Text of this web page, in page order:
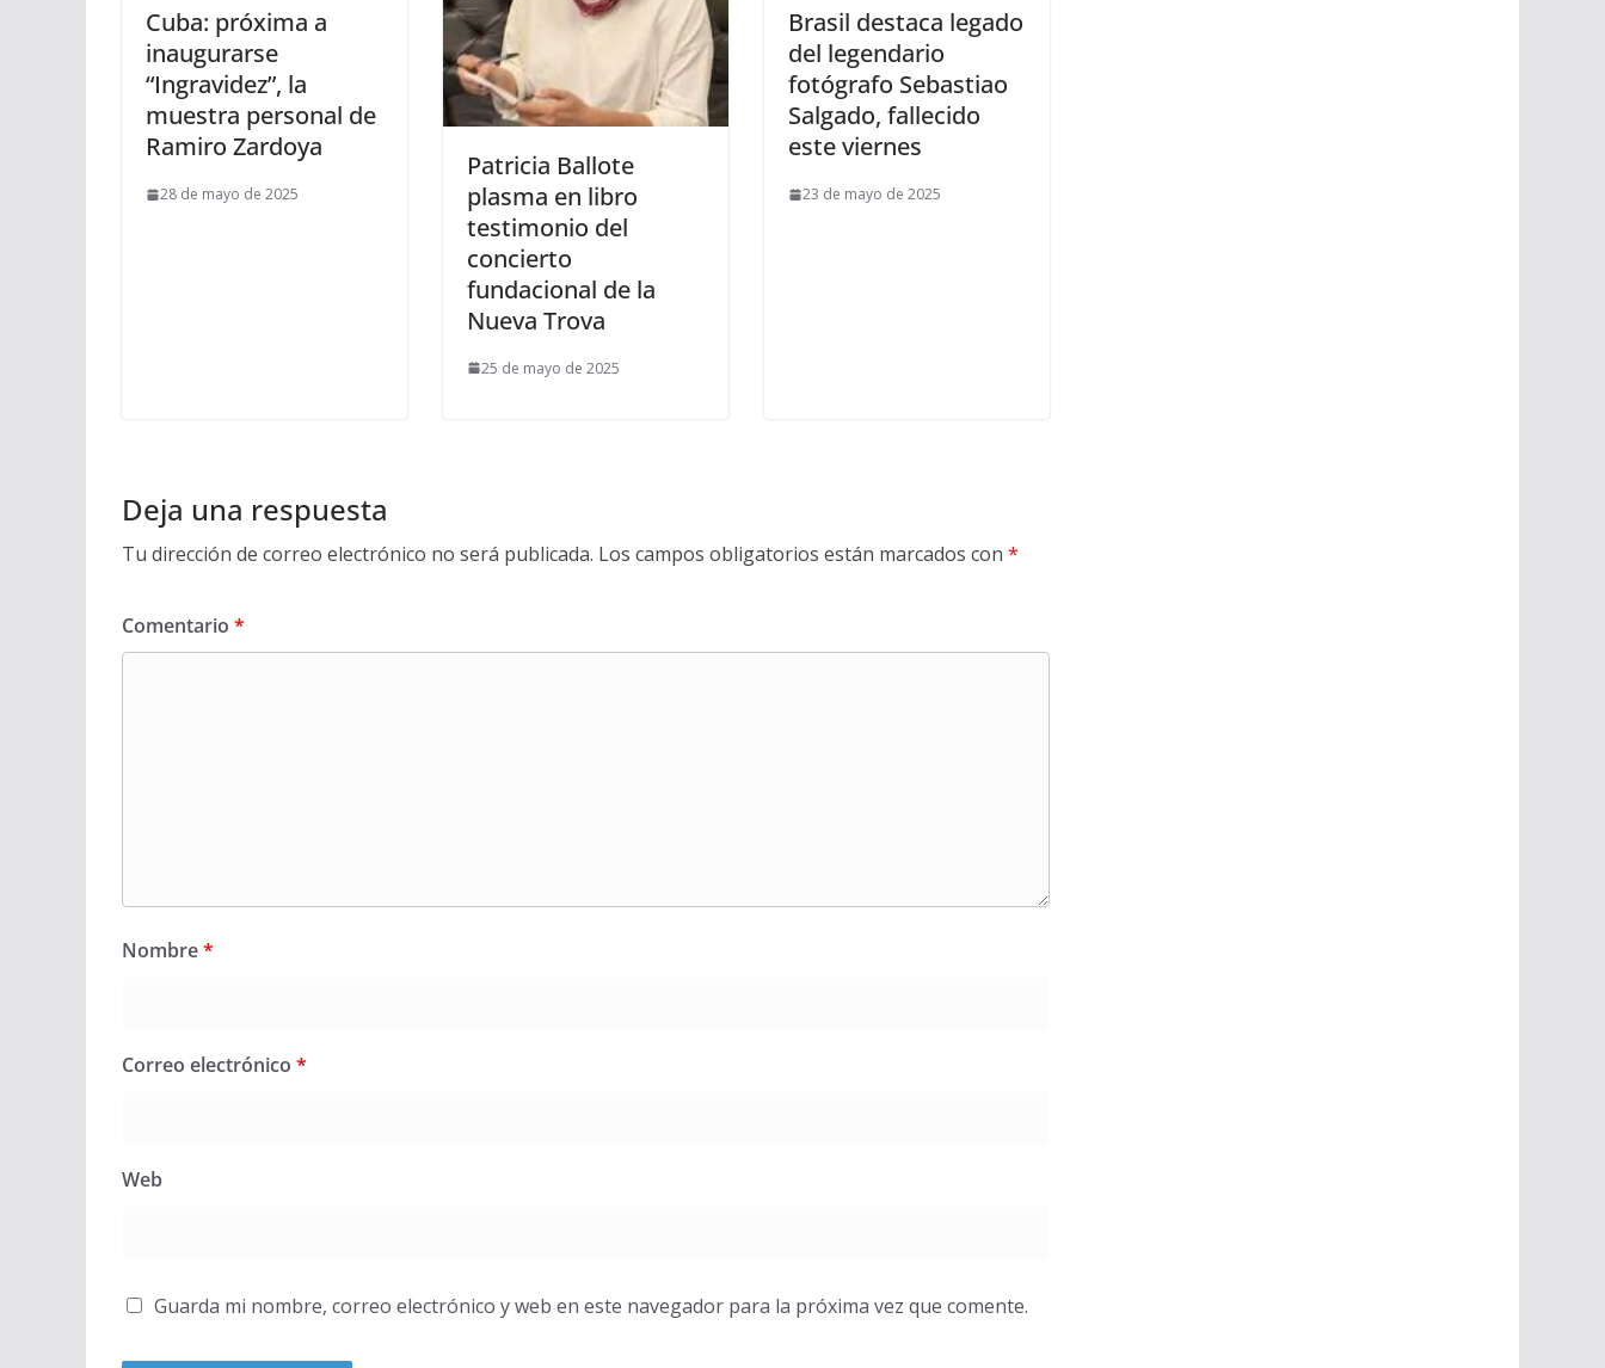
Cuba: próxima a
inaugurarse
“Ingravidez”, la
muestra personal de
Ramiro Zardoya
28 de mayo de 2025
Patricia Ballote
plasma en libro
testimonio del
concierto
fundacional de la
Nueva Trova
25 de mayo de 2025
Brasil destaca legado
del legendario
fotógrafo Sebastiao
Salgado, fallecido
este viernes
23 de mayo de 2025
Deja una respuesta
Tu dirección de correo electrónico no será publicada. Los campos obligatorios están marcados con *
Comentario *
Nombre*
Correo electrónico *
Web
Guarda mi nombre, correo electrónico y web en este navegador para la próxima vez que comente.